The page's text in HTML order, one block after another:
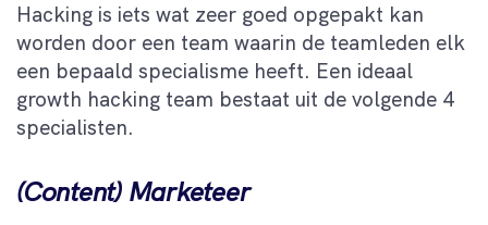
Hacking is iets wat zeer goed opgepakt kan
worden door een team waarin de teamleden elk
een bepaald specialisme heeft. Een ideaal
growth hacking team bestaat uit de volgende 4
specialisten.
(Content) Marketeer